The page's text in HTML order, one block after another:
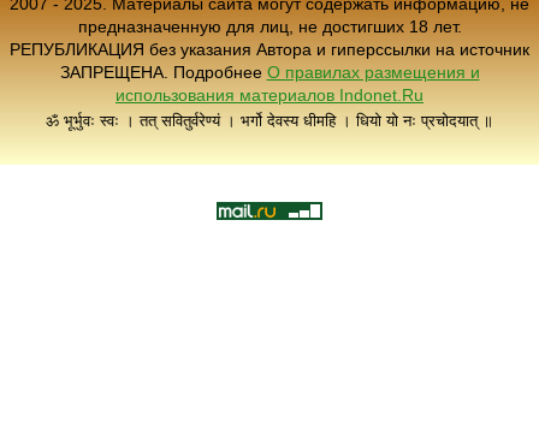
предназначенную для лиц, не достигших 18 лет.
РЕПУБЛИКАЦИЯ без указания Автора и гиперссылки на источник
ЗАПРЕЩЕНА. Подробнее О правилах размещения и
использования материалов Indonet.Ru
ॐ भूर्भुवः स्वः । तत् सवितुर्वरेण्यं । भर्गो देवस्य धीमहि । धियो यो नः प्रचोदयात् ॥